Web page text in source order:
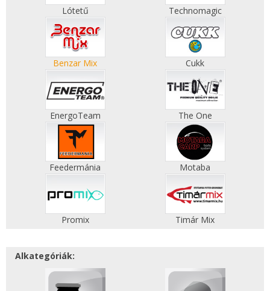
Lótetű Technomagic
Benzar Mix Cukk
EnergoTeam The One
Feedermánia Motaba
Promix Timár Mix
Alkategóriák: